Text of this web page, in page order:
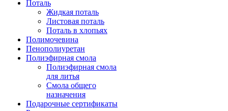
Поталь
Жидкая поталь
Листовая поталь
Поталь в хлопьях
Полимочевина
Пенополиуретан
Полиэфирная смола
Полиэфирная смола
для литья
Смола общего
назначения
Подарочные сертификаты